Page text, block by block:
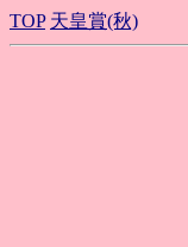
TOP 天皇賞(秋)